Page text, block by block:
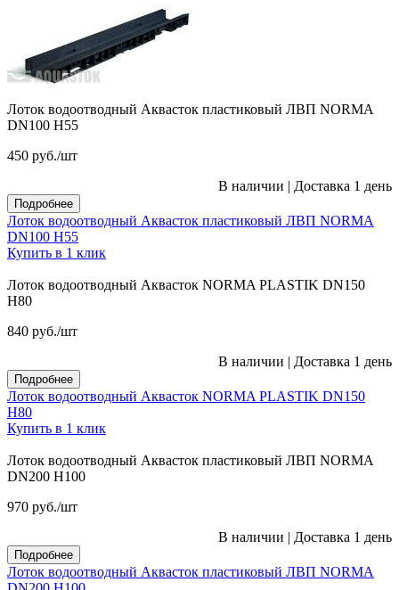
Лоток водоотводный Аквасток пластиковый ЛВП NORMA
DN100 H55
450 руб./шт
В наличии | Доставка 1 день
Подробнее
Лоток водоотводный Аквасток пластиковый ЛВП NORMA
DN100 H55
Купить в 1 клик
Лоток водоотводный Аквасток NORMA PLASTIK DN150
H80
840 руб./шт
В наличии | Доставка 1 день
Подробнее
Лоток водоотводный Аквасток NORMA PLASTIK DN150
H80
Купить в 1 клик
Лоток водоотводный Аквасток пластиковый ЛВП NORMA
DN200 H100
970 руб./шт
В наличии | Доставка 1 день
Подробнее
Лоток водоотводный Аквасток пластиковый ЛВП NORMA